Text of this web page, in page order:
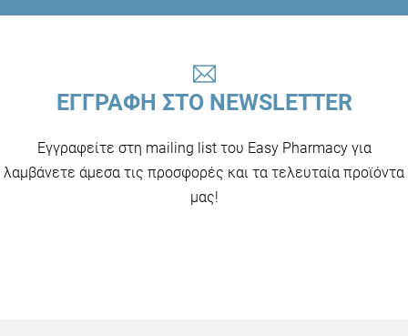
ΕΓΓΡΑΦΗ ΣΤΟ NEWSLETTER
Εγγραφείτε στη mailing list του Easy Pharmacy για
λαμβάνετε άμεσα τις προσφορές και τα τελευταία προϊόντα
μας!